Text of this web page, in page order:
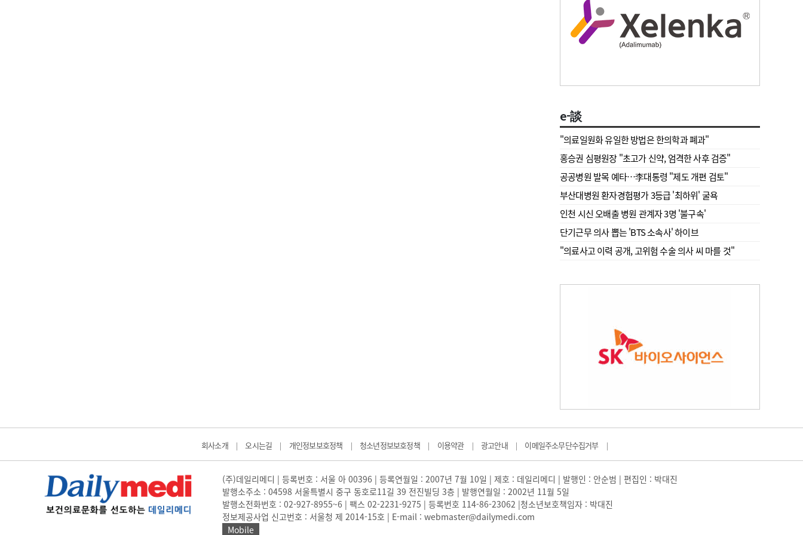
e-談
"의료일원화 유일한 방법은 한의학과 폐과"
홍승권 심평원장 " 초고가 신약, 엄격한 사후 검증"
공공병원 발목 예타…李대통령 "제도 개편 검토"
부산대병원 환자경험평가 3등급 '최하위' 굴욕
인천 시신 오배출 병원 관계자 3명 '불구속'
단기근무 의사 뽑는 'BTS 소속사' 하이브
"의료사고 이력 공개, 고위험 수술 의사 씨 마를 것"
회사소개 | 오시는길 | 개인정보보호정책 | 청소년정보보호정책 | 이용약관 | 광고안내 | 이메일주소무단수집거부 |
(주)데일리메디 | 등록번호 : 서울 아 00396 | 등록연월일 : 2007년 7월 10일 | 제호 : 데일리메디 | 발행인 : 안순범 | 편집인 : 박대진
발행소주소 : 04598 서울특별시 중구 동호로11길 39 전진빌딩 3층 | 발행연월일 : 2002년 11월 5일
발행소전화번호 : 02-927-8955~6 | 팩스 02-2231-9275 | 등록번호 114-86-23062 |청소년보호책임자 : 박대진
정보제공사업 신고번호 : 서울청 제 2014-15호 | E-mail : webmaster@dailymedi.com
Mobile